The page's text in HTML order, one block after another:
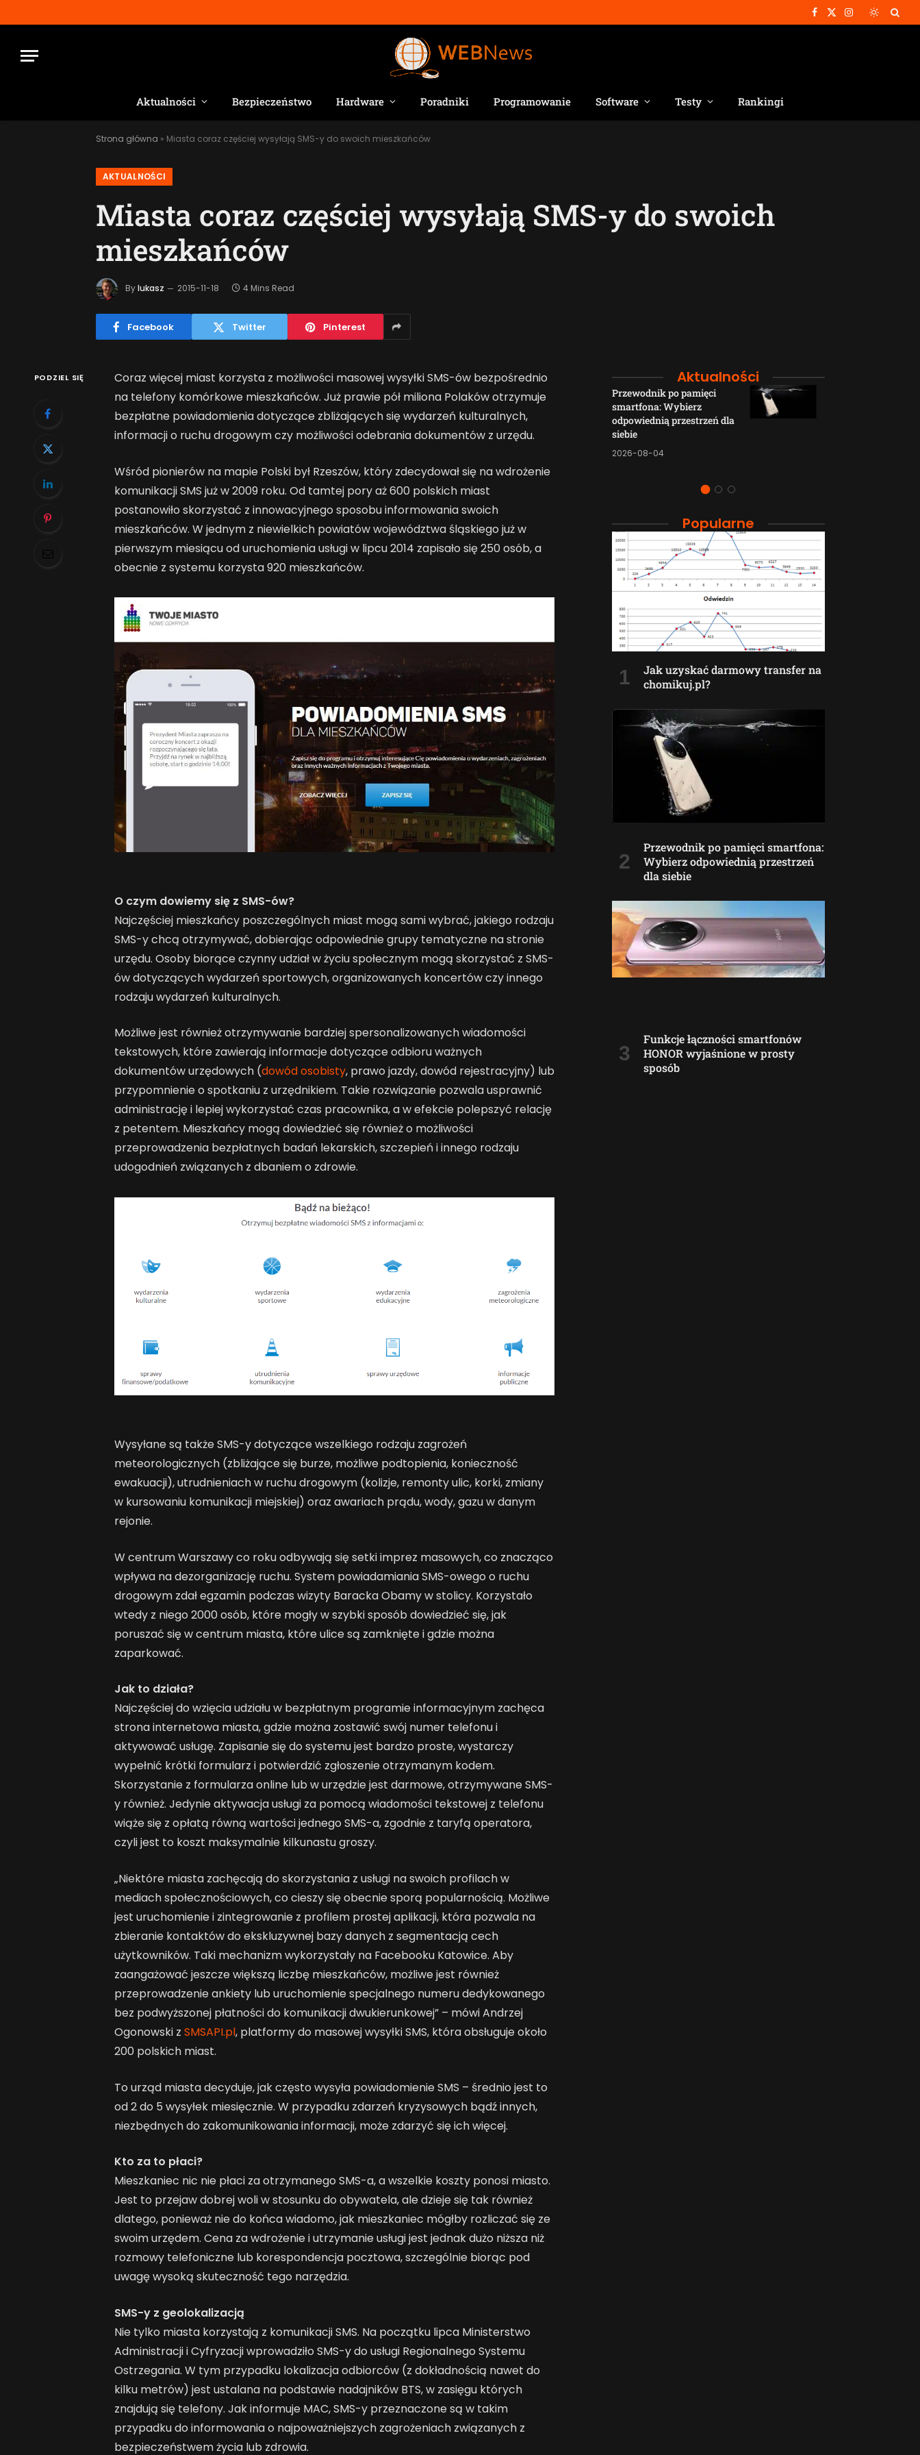
Facebook
X
Instagram
Aktualności Bezpieczeństwo Hardware Poradniki Programowanie Software Testy Rankingi
Strona główna » Miasta coraz częściej wysyłają SMS-y do swoich mieszkańców
AKTUALNOŚCI
Miasta coraz częściej wysyłają SMS-y do swoich
mieszkańców
By lukasz 2015-11-18 4 Mins Read
Facebook Twitter Pinterest
PODZIEL SIĘ
Coraz więcej miast korzysta z możliwości masowej wysyłki SMS-ów bezpośrednio
na telefony komórkowe mieszkańców. Już prawie pół miliona Polaków otrzymuje
bezpłatne powiadomienia dotyczące zbliżających się wydarzeń kulturalnych,
informacji o ruchu drogowym czy możliwości odebrania dokumentów z urzędu.
Wśród pionierów na mapie Polski był Rzeszów, który zdecydował się na wdrożenie
komunikacji SMS już w 2009 roku. Od tamtej pory aż 600 polskich miast
postanowiło skorzystać z innowacyjnego sposobu informowania swoich
mieszkańców. W jednym z niewielkich powiatów województwa śląskiego już w
pierwszym miesiącu od uruchomienia usługi w lipcu 2014 zapisało się 250 osób, a
obecnie z systemu korzysta 920 mieszkańców.
O czym dowiemy się z SMS-ów?
Najczęściej mieszkańcy poszczególnych miast mogą sami wybrać, jakiego rodzaju
SMS-y chcą otrzymywać, dobierając odpowiednie grupy tematyczne na stronie
urzędu. Osoby biorące czynny udział w życiu społecznym mogą skorzystać z SMS-
ów dotyczących wydarzeń sportowych, organizowanych koncertów czy innego
rodzaju wydarzeń kulturalnych.
Możliwe jest również otrzymywanie bardziej spersonalizowanych wiadomości
tekstowych, które zawierają informacje dotyczące odbioru ważnych
dokumentów urzędowych (dowód osobisty, prawo jazdy, dowód rejestracyjny) lub
przypomnienie o spotkaniu z urzędnikiem. Takie rozwiązanie pozwala usprawnić
administrację i lepiej wykorzystać czas pracownika, a w efekcie polepszyć relację
z petentem. Mieszkańcy mogą dowiedzieć się również o możliwości
przeprowadzenia bezpłatnych badań lekarskich, szczepień i innego rodzaju
udogodnień związanych z dbaniem o zdrowie.
Wysyłane są także SMS-y dotyczące wszelkiego rodzaju zagrożeń
meteorologicznych (zbliżające się burze, możliwe podtopienia, konieczność
ewakuacji), utrudnieniach w ruchu drogowym (kolizje, remonty ulic, korki, zmiany
w kursowaniu komunikacji miejskiej) oraz awariach prądu, wody, gazu w danym
rejonie.
W centrum Warszawy co roku odbywają się setki imprez masowych, co znacząco
wpływa na dezorganizację ruchu. System powiadamiania SMS-owego o ruchu
drogowym zdał egzamin podczas wizyty Baracka Obamy w stolicy. Korzystało
wtedy z niego 2000 osób, które mogły w szybki sposób dowiedzieć się, jak
poruszać się w centrum miasta, które ulice są zamknięte i gdzie można
zaparkować.
Jak to działa?
Najczęściej do wzięcia udziału w bezpłatnym programie informacyjnym zachęca
strona internetowa miasta, gdzie można zostawić swój numer telefonu i
aktywować usługę. Zapisanie się do systemu jest bardzo proste, wystarczy
wypełnić krótki formularz i potwierdzić zgłoszenie otrzymanym kodem.
Skorzystanie z formularza online lub w urzędzie jest darmowe, otrzymywane SMS-
y również. Jedynie aktywacja usługi za pomocą wiadomości tekstowej z telefonu
wiąże się z opłatą równą wartości jednego SMS-a, zgodnie z taryfą operatora,
czyli jest to koszt maksymalnie kilkunastu groszy.
„Niektóre miasta zachęcają do skorzystania z usługi na swoich profilach w
mediach społecznościowych, co cieszy się obecnie sporą popularnością. Możliwe
jest uruchomienie i zintegrowanie z profilem prostej aplikacji, która pozwala na
zbieranie kontaktów do ekskluzywnej bazy danych z segmentacją cech
użytkowników. Taki mechanizm wykorzystały na Facebooku Katowice. Aby
zaangażować jeszcze większą liczbę mieszkańców, możliwe jest również
przeprowadzenie ankiety lub uruchomienie specjalnego numeru dedykowanego
bez podwyższonej płatności do komunikacji dwukierunkowej” – mówi Andrzej
Ogonowski z SMSAPI.pl, platformy do masowej wysyłki SMS, która obsługuje około
200 polskich miast.
To urząd miasta decyduje, jak często wysyła powiadomienie SMS – średnio jest to
od 2 do 5 wysyłek miesięcznie. W przypadku zdarzeń kryzysowych bądź innych,
niezbędnych do zakomunikowania informacji, może zdarzyć się ich więcej.
Kto za to płaci?
Mieszkaniec nic nie płaci za otrzymanego SMS-a, a wszelkie koszty ponosi miasto.
Jest to przejaw dobrej woli w stosunku do obywatela, ale dzieje się tak również
dlatego, ponieważ nie do końca wiadomo, jak mieszkaniec mógłby rozliczać się ze
swoim urzędem. Cena za wdrożenie i utrzymanie usługi jest jednak dużo niższa niż
rozmowy telefoniczne lub korespondencja pocztowa, szczególnie biorąc pod
uwagę wysoką skuteczność tego narzędzia.
SMS-y z geolokalizacją
Nie tylko miasta korzystają z komunikacji SMS. Na początku lipca Ministerstwo
Administracji i Cyfryzacji wprowadziło SMS-y do usługi Regionalnego Systemu
Ostrzegania. W tym przypadku lokalizacja odbiorców (z dokładnością nawet do
kilku metrów) jest ustalana na podstawie nadajników BTS, w zasięgu których
znajdują się telefony. Jak informuje MAC, SMS-y przeznaczone są w takim
przypadku do informowania o najpoważniejszych zagrożeniach związanych z
bezpieczeństwem życia lub zdrowia.
Aktualności
Jak AI zmienia e-
commerce?
2026-04-27
Przewodnik po pamięci
smartfona: Wybierz
odpowiednią przestrzeń dla
siebie
2026-08-04
Popularne
Jak uzyskać darmowy transfer na
chomikuj.pl?
Przewodnik po pamięci smartfona:
Wybierz odpowiednią przestrzeń
dla siebie
Funkcje łączności smartfonów
HONOR wyjaśnione w prosty
sposób